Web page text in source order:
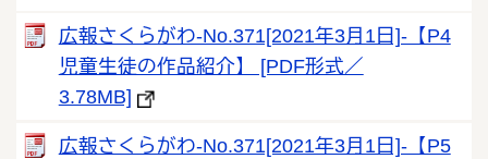
広報さくらがわ-No.371[2021年3月1日]‐【P4
児童生徒の作品紹介】 [PDF形式／
3.78MB]
広報さくらがわ-No.371[2021年3月1日]‐【P5